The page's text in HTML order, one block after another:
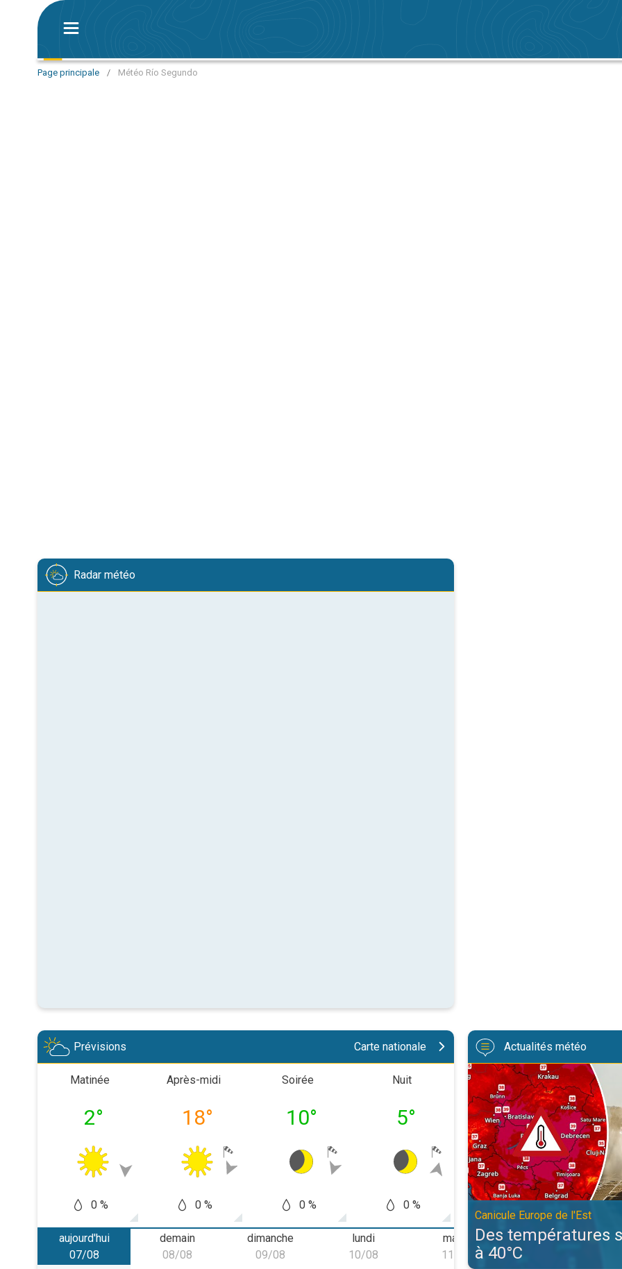
Page principale / Météo Río Segundo
Radar météo
Prévisions Carte nationale
Matinée
2°
0 %
Après-midi
18°
0 %
Soirée
10°
0 %
Nuit
5°
0 %
Matinée
6°
0 %
Après-
15
0
aujourd'hui
vendredi 07/08
07/08
demain
samedi 08/08
08/08
dimanche
dimanche 09/08
09/08
lundi
lundi 10/08
10/08
mardi
mardi 11/08
11/08
mercredi
Actualités météo
Des températures supérieures
Canicule Europe de l'Est
Des températures
à 40°C